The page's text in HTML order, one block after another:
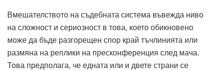
Вмешателството на съдебната система въвежда ниво
на сложност и сериозност в това, което обикновено
може да бъде разгорещен спор край тъчлинията или
размяна на реплики на пресконференция след мача.
Това предполага, че едната или и двете страни се